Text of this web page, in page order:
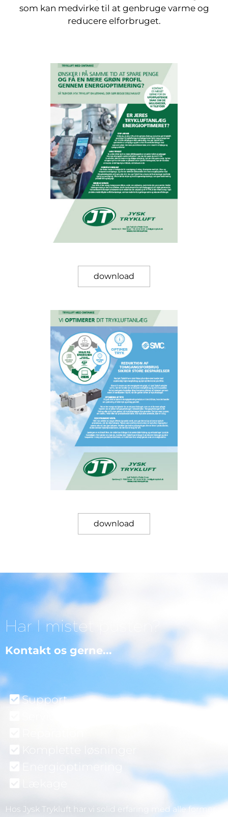
som kan medvirke til at genbruge varme og
reducere elforbruget.
download
download
Har I mistet pusten?
Kontakt os gerne...
Support
Hos Jysk Trykluft har vi solid erfaring med alle former